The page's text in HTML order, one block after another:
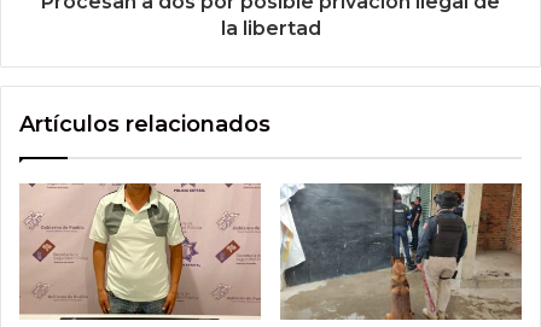
la libertad
Artículos relacionados